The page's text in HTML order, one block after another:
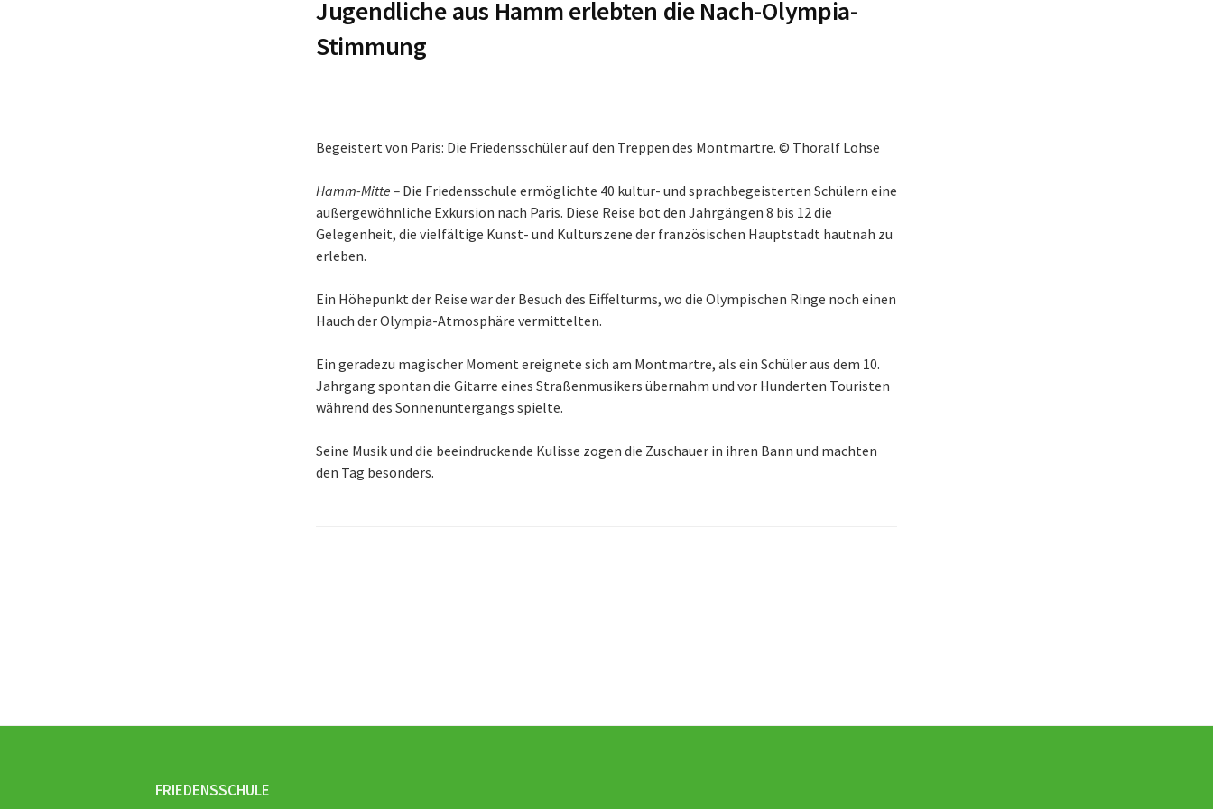
Jugendliche aus Hamm erlebten die Nach-Olympia-
Stimmung
Begeistert von Paris: Die Friedensschüler auf den Treppen des Montmartre. © Thoralf Lohse
Hamm-Mitte – Die Friedensschule ermöglichte 40 kultur- und sprachbegeisterten Schülern eine
außergewöhnliche Exkursion nach Paris. Diese Reise bot den Jahrgängen 8 bis 12 die
Gelegenheit, die vielfältige Kunst- und Kulturszene der französischen Hauptstadt hautnah zu
erleben.
Ein Höhepunkt der Reise war der Besuch des Eiffelturms, wo die Olympischen Ringe noch einen
Hauch der Olympia-Atmosphäre vermittelten.
Ein geradezu magischer Moment ereignete sich am Montmartre, als ein Schüler aus dem 10.
Jahrgang spontan die Gitarre eines Straßenmusikers übernahm und vor Hunderten Touristen
während des Sonnenuntergangs spielte.
Seine Musik und die beeindruckende Kulisse zogen die Zuschauer in ihren Bann und machten
den Tag besonders.
FRIEDENSSCHULE